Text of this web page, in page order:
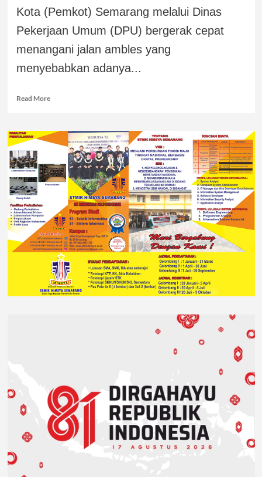
Kota (Pemkot) Semarang melalui Dinas
Pekerjaan Umum (DPU) bergerak cepat
menangani jalan ambles yang
menyebabkan adanya...
Read More